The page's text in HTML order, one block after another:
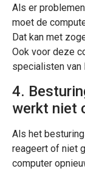
Als er
moet de
Dat kan met
Ook voor deze
specialisten van
4.
werkt niet
Als het
reageert of niet
computer